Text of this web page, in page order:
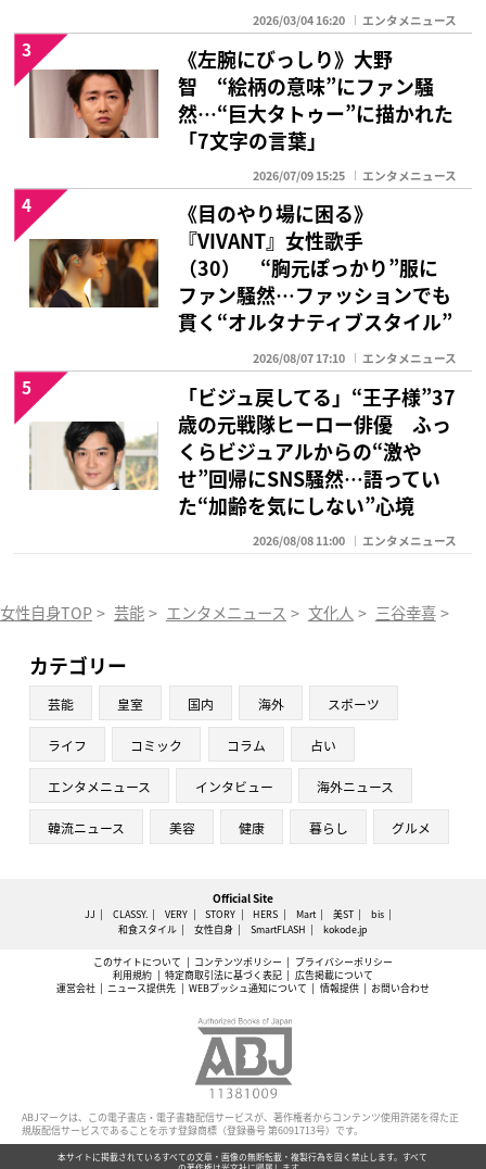
2026/03/04 16:20 エンタメニュース
《左腕にびっしり》大野
智 “絵柄の意味”にファン騒
然…“巨大タトゥー”に描かれた
「7文字の言葉」
2026/07/09 15:25 エンタメニュース
3
《目のやり場に困る》
『VIVANT』女性歌手
（30） “胸元ぽっかり”服に
ファン騒然…ファッションでも
貫く“オルタナティブスタイル”
2026/08/07 17:10 エンタメニュース
4
「ビジュ戻してる」“王子様”37
歳の元戦隊ヒーロー俳優 ふっ
くらビジュアルからの“激や
せ”回帰にSNS騒然…語ってい
た“加齢を気にしない”心境
2026/08/08 11:00 エンタメニュース
5
女性自身TOP > 芸能 > エンタメニュース > 文化人 > 三谷幸喜 >
カテゴリー
芸能 皇室 国内 海外 スポーツ
ライフ コミック コラム 占い
エンタメニュース インタビュー 海外ニュース
韓流ニュース 美容 健康 暮らし グルメ
Official Site
JJ CLASSY. VERY STORY HERS Mart 美ST
bis
和食スタイル
女性自身 SmartFLASH kokode.jp
このサイトについて コンテンツポリシー
プライバシーポリシー
利用規約
特定商取引法に基づく表記
広告掲載について
運営会社
ニュース提供先 WEBプッシュ通知について 情報提供 お問い合わせ
ABJマークは、この電子書店・電子書籍配信サービスが、著作権者からコンテンツ使用許諾を得た正
規版配信サービスであることを示す登録商標（登録番号 第6091713号）です。
本サイトに掲載されているすべての文章・画像の無断転載・複製行為を固く禁止します。すべて